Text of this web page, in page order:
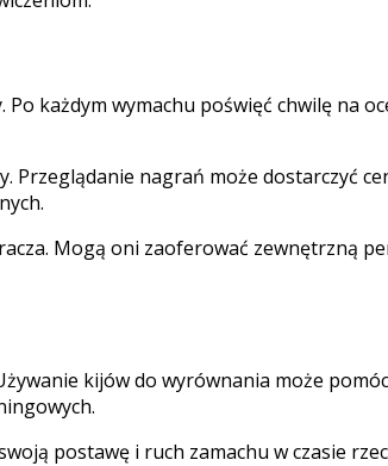
każdym wymachu poświęć chwilę na
nagrań może dostarczyć
Mogą oni zaoferować zewnętrzną
kijów do wyrównania może
postawę i ruch zamachu w czasie